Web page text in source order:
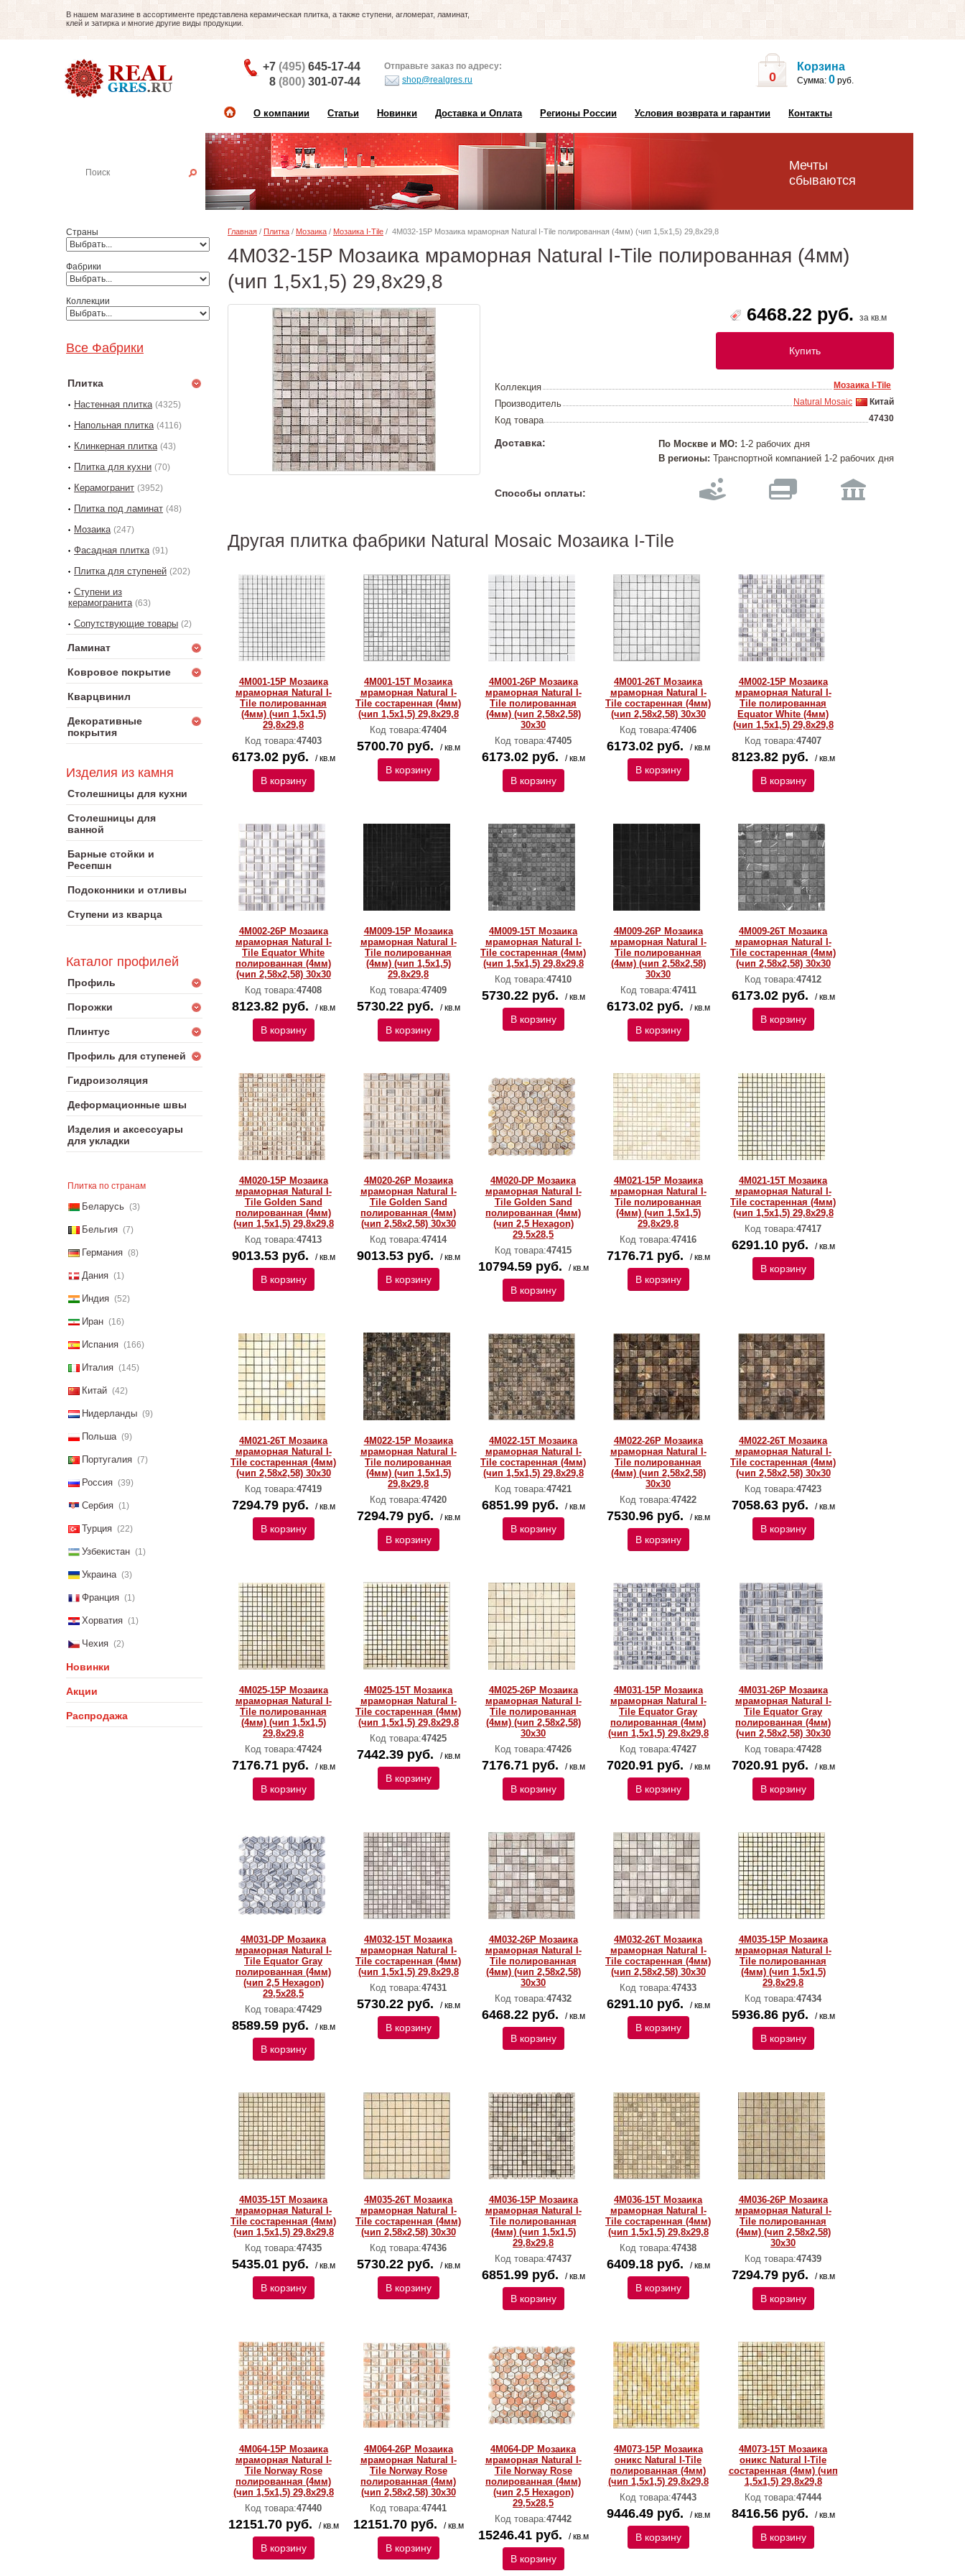
В нашем магазине в ассортименте представлена керамическая плитка, а также ступени, агломерат, ламинат,
клей и затирка и многие другие виды продукции.
+7 (495) 645-17-44
8 (800) 301-07-44
Отправьте заказ по адресу:
shop@realgres.ru
0
Корзина
Сумма: 0 руб.
О компании Статьи Новинки Доставка и Оплата Регионы России Условия возврата и гарантии Контакты
Мечты
сбываются
Страны
Фабрики
Коллекции
Все Фабрики
Плитка
Настенная плитка (4325)
Напольная плитка (4116)
Клинкерная плитка (43)
Плитка для кухни (70)
Керамогранит (3952)
Плитка под ламинат (48)
Мозаика (247)
Фасадная плитка (91)
Плитка для ступеней (202)
Ступени из
керамогранита (63)
Сопутствующие товары (2)
Ламинат
Ковровое покрытие
Кварцвинил
Декоративные
покрытия
Изделия из камня
Столешницы для кухни
Столешницы для
ванной
Барные стойки и
Ресепшн
Подоконники и отливы
Ступени из кварца
Каталог профилей
Профиль
Порожки
Плинтус
Профиль для ступеней
Гидроизоляция
Деформационные швы
Изделия и аксессуары
для укладки
Плитка по странам
Беларусь (3)
Бельгия (7)
Германия (8)
Дания (1)
Индия (52)
Иран (16)
Испания (166)
Италия (145)
Китай (42)
Нидерланды (9)
Польша (9)
Португалия (7)
Россия (39)
Сербия (1)
Турция (22)
Узбекистан (1)
Украина (3)
Франция (1)
Хорватия (1)
Чехия (2)
Новинки
Акции
Распродажа
Главная / Плитка / Мозаика / Мозаика I-Тilе / 4M032-15P Мозаика мраморная Natural I-Тilе полированная (4мм) (чип 1,5x1,5) 29,8х29,8
4M032-15P Мозаика мраморная Natural I-Тilе полированная (4мм)
(чип 1,5x1,5) 29,8х29,8
6468.22 руб. за кв.м
Купить
Коллекция Мозаика I-Тilе
Производитель Китай
Natural Mosaic
Код товара 47430
Доставка: По Москве и МО: 1-2 рабочих дня
В регионы: Транспортной компанией 1-2 рабочих дня
Способы оплаты:
Другая плитка фабрики Natural Mosaic Мозаика I-Тilе
4M001-15P Мозаика
мраморная Natural I-
Тilе полированная
(4мм) (чип 1,5x1,5)
29,8х29,8
Код товара:47403
6173.02 руб. / кв.м
В корзину
4M001-15T Мозаика
мраморная Natural I-
Тilе состаренная (4мм)
(чип 1,5x1,5) 29,8х29,8
Код товара:47404
5700.70 руб. / кв.м
В корзину
4M001-26P Мозаика
мраморная Natural I-
Тilе полированная
(4мм) (чип 2,58х2,58)
30х30
Код товара:47405
6173.02 руб. / кв.м
В корзину
4M001-26T Мозаика
мраморная Natural I-
Тilе состаренная (4мм)
(чип 2,58х2,58) 30х30
Код товара:47406
6173.02 руб. / кв.м
В корзину
4M002-15P Мозаика
мраморная Natural I-
Тilе полированная
Equator White (4мм)
(чип 1,5x1,5) 29,8х29,8
Код товара:47407
8123.82 руб. / кв.м
В корзину
4M002-26P Мозаика
мраморная Natural I-
Тilе Equator White
полированная (4мм)
(чип 2,58х2,58) 30х30
Код товара:47408
8123.82 руб. / кв.м
В корзину
4M009-15P Мозаика
мраморная Natural I-
Тilе полированная
(4мм) (чип 1,5x1,5)
29,8х29,8
Код товара:47409
5730.22 руб. / кв.м
В корзину
4M009-15T Мозаика
мраморная Natural I-
Тilе состаренная (4мм)
(чип 1,5x1,5) 29,8х29,8
Код товара:47410
5730.22 руб. / кв.м
В корзину
4M009-26P Мозаика
мраморная Natural I-
Тilе полированная
(4мм) (чип 2,58х2,58)
30х30
Код товара:47411
6173.02 руб. / кв.м
В корзину
4M009-26T Мозаика
мраморная Natural I-
Тilе состаренная (4мм)
(чип 2,58х2,58) 30х30
Код товара:47412
6173.02 руб. / кв.м
В корзину
4M020-15P Мозаика
мраморная Natural I-
Тilе Golden Sand
полированная (4мм)
(чип 1,5x1,5) 29,8х29,8
Код товара:47413
9013.53 руб. / кв.м
В корзину
4M020-26P Мозаика
мраморная Natural I-
Тilе Golden Sand
полированная (4мм)
(чип 2,58х2,58) 30х30
Код товара:47414
9013.53 руб. / кв.м
В корзину
4M020-DP Мозаика
мраморная Natural I-
Тilе Golden Sand
полированная (4мм)
(чип 2,5 Hexagon)
29,5x28,5
Код товара:47415
10794.59 руб. / кв.м
В корзину
4M021-15P Мозаика
мраморная Natural I-
Тilе полированная
(4мм) (чип 1,5x1,5)
29,8х29,8
Код товара:47416
7176.71 руб. / кв.м
В корзину
4M021-15T Мозаика
мраморная Natural I-
Тilе состаренная (4мм)
(чип 1,5x1,5) 29,8х29,8
Код товара:47417
6291.10 руб. / кв.м
В корзину
4M021-26T Мозаика
мраморная Natural I-
Тilе состаренная (4мм)
(чип 2,58х2,58) 30х30
Код товара:47419
7294.79 руб. / кв.м
В корзину
4M022-15P Мозаика
мраморная Natural I-
Тilе полированная
(4мм) (чип 1,5x1,5)
29,8х29,8
Код товара:47420
7294.79 руб. / кв.м
В корзину
4M022-15T Мозаика
мраморная Natural I-
Тilе состаренная (4мм)
(чип 1,5x1,5) 29,8х29,8
Код товара:47421
6851.99 руб. / кв.м
В корзину
4M022-26P Мозаика
мраморная Natural I-
Тilе полированная
(4мм) (чип 2,58х2,58)
30х30
Код товара:47422
7530.96 руб. / кв.м
В корзину
4M022-26T Мозаика
мраморная Natural I-
Тilе состаренная (4мм)
(чип 2,58х2,58) 30х30
Код товара:47423
7058.63 руб. / кв.м
В корзину
4M025-15P Мозаика
мраморная Natural I-
Тilе полированная
(4мм) (чип 1,5x1,5)
29,8х29,8
Код товара:47424
7176.71 руб. / кв.м
В корзину
4M025-15T Мозаика
мраморная Natural I-
Тilе состаренная (4мм)
(чип 1,5x1,5) 29,8х29,8
Код товара:47425
7442.39 руб. / кв.м
В корзину
4M025-26P Мозаика
мраморная Natural I-
Тilе полированная
(4мм) (чип 2,58х2,58)
30х30
Код товара:47426
7176.71 руб. / кв.м
В корзину
4M031-15P Мозаика
мраморная Natural I-
Тilе Equator Gray
полированная (4мм)
(чип 1,5x1,5) 29,8х29,8
Код товара:47427
7020.91 руб. / кв.м
В корзину
4M031-26P Мозаика
мраморная Natural I-
Тilе Equator Gray
полированная (4мм)
(чип 2,58х2,58) 30х30
Код товара:47428
7020.91 руб. / кв.м
В корзину
4M031-DP Мозаика
мраморная Natural I-
Тilе Equator Gray
полированная (4мм)
(чип 2,5 Hexagon)
29,5x28,5
Код товара:47429
8589.59 руб. / кв.м
В корзину
4M032-15T Мозаика
мраморная Natural I-
Тilе состаренная (4мм)
(чип 1,5x1,5) 29,8х29,8
Код товара:47431
5730.22 руб. / кв.м
В корзину
4M032-26P Мозаика
мраморная Natural I-
Тilе полированная
(4мм) (чип 2,58х2,58)
30х30
Код товара:47432
6468.22 руб. / кв.м
В корзину
4M032-26T Мозаика
мраморная Natural I-
Тilе состаренная (4мм)
(чип 2,58х2,58) 30х30
Код товара:47433
6291.10 руб. / кв.м
В корзину
4M035-15P Мозаика
мраморная Natural I-
Тilе полированная
(4мм) (чип 1,5x1,5)
29,8х29,8
Код товара:47434
5936.86 руб. / кв.м
В корзину
4M035-15T Мозаика
мраморная Natural I-
Тilе состаренная (4мм)
(чип 1,5x1,5) 29,8х29,8
Код товара:47435
5435.01 руб. / кв.м
В корзину
4M035-26T Мозаика
мраморная Natural I-
Тilе состаренная (4мм)
(чип 2,58х2,58) 30х30
Код товара:47436
5730.22 руб. / кв.м
В корзину
4M036-15P Мозаика
мраморная Natural I-
Тilе полированная
(4мм) (чип 1,5x1,5)
29,8х29,8
Код товара:47437
6851.99 руб. / кв.м
В корзину
4M036-15T Мозаика
мраморная Natural I-
Тilе состаренная (4мм)
(чип 1,5x1,5) 29,8х29,8
Код товара:47438
6409.18 руб. / кв.м
В корзину
4M036-26P Мозаика
мраморная Natural I-
Тilе полированная
(4мм) (чип 2,58х2,58)
30х30
Код товара:47439
7294.79 руб. / кв.м
В корзину
4M064-15P Мозаика
мраморная Natural I-
Тilе Norway Rose
полированная (4мм)
(чип 1,5x1,5) 29,8х29,8
Код товара:47440
12151.70 руб. / кв.м
В корзину
4M064-26P Мозаика
мраморная Natural I-
Тilе Norway Rose
полированная (4мм)
(чип 2,58х2,58) 30х30
Код товара:47441
12151.70 руб. / кв.м
В корзину
4M064-DP Мозаика
мраморная Natural I-
Тilе Norway Rose
полированная (4мм)
(чип 2,5 Hexagon)
29,5x28,5
Код товара:47442
15246.41 руб. / кв.м
В корзину
4M073-15P Мозаика
оникс Natural I-Тilе
полированная (4мм)
(чип 1,5x1,5) 29,8х29,8
Код товара:47443
9446.49 руб. / кв.м
В корзину
4M073-15T Мозаика
оникс Natural I-Тilе
состаренная (4мм) (чип
1,5x1,5) 29,8х29,8
Код товара:47444
8416.56 руб. / кв.м
В корзину